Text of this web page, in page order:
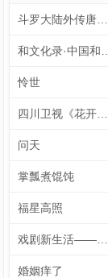
怜世
问天
掌瓢煮馄饨
福星高照
婚姻痒了